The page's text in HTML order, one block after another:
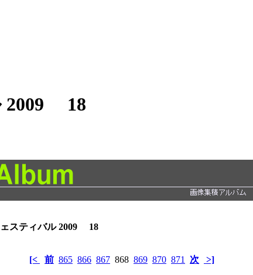
2009 18
スティバル 2009 18
[< 前 865 866 867 868 869 870 871 次 >]